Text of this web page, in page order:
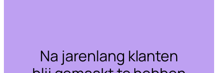
Na jarenlang klanten